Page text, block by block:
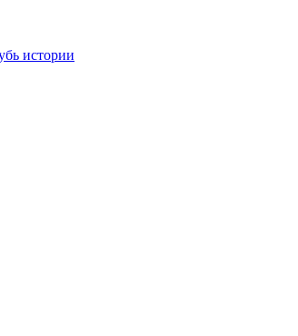
истории